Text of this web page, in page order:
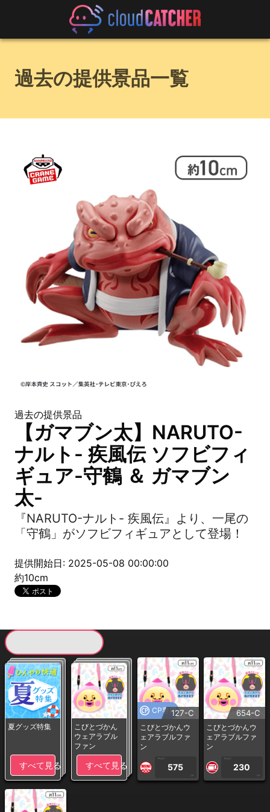
過去の提供景品一覧
過去の提供景品
【ガマブン太】NARUTO-
ナルト- 疾風伝 ソフビフィ
ギュア-守鶴 ＆ ガマブン
太-
『NARUTO-ナルト- 疾風伝』より、一尾の
「守鶴」がソフビフィギュアとして登場！
提供開始日: 2025-05-08 00:00:00
約10cm
夏グッズ特集
すべて見る
こびとづかん
ウェアラブル
ファン
すべて見る
CP専用127-C
こびとづかんウ
ェアラブルファ
ン
1PLAY
575
CP
654-C
こびとづかんウ
ェアラブルファ
ン
1PLAY
230
CP